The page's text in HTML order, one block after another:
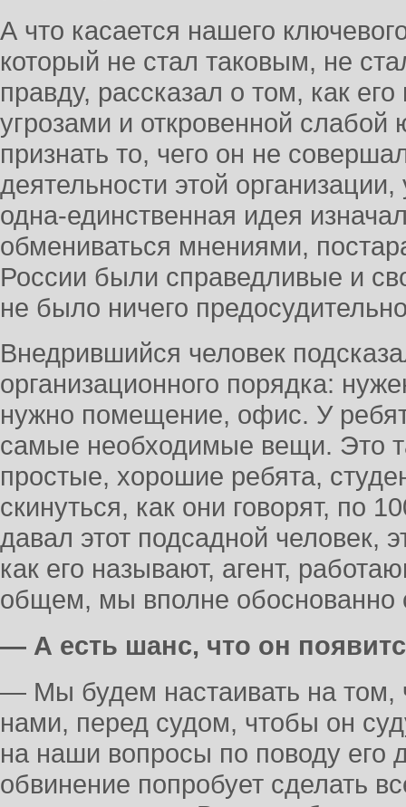
А что касается нашего
который не стал таковым, не
правду, рассказал о том, как
угрозами и откровенной
признать то, чего он не
деятельности этой
одна-единственная идея
обмениваться мнениями,
России были справедливые и
не было ничего
Внедрившийся человек
организационного порядка:
нужно помещение, офис. У
самые необходимые вещи. Это
простые, хорошие ребята,
скинуться, как они говорят, по
давал этот подсадной человек,
как его называют, агент,
общем, мы вполне обоснованно
— А есть шанс, что он
— Мы будем настаивать на том,
нами, перед судом, чтобы он
на наши вопросы по поводу его
обвинение попробует сделать